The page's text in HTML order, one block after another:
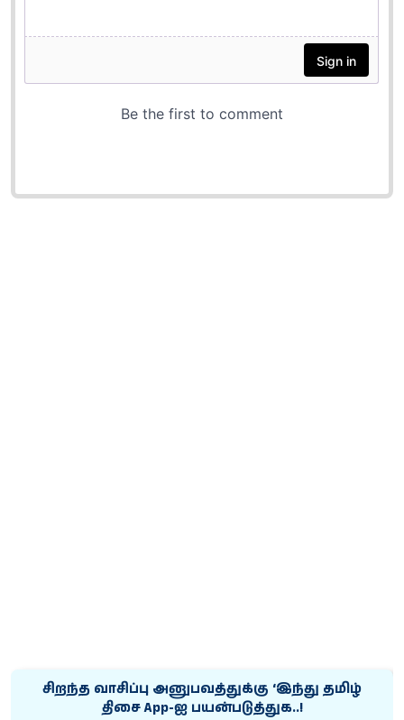
சிறந்த வாசிப்பு அனுபவத்துக்கு ‘இந்து தமிழ்
திசை App-ஐ பயன்படுத்துக..!